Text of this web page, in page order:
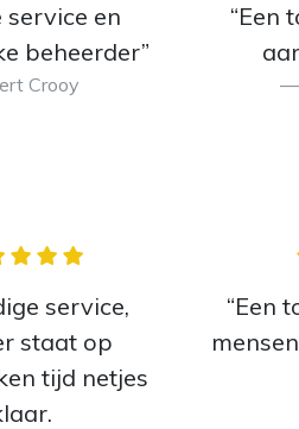
service en
beheerder”
Crooy
“Een
service,
staat op
tijd netjes
“Een